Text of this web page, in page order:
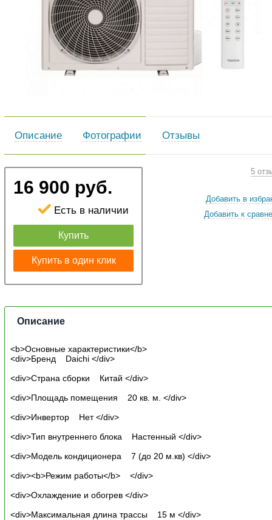
Описание Фотографии Отзывы
16 900 руб.
Есть в наличии
Купить
Купить в один клик
5
Добавить в
Добавить к
Описание
<b>Основные характеристики</b>
<div>Бренд Daichi </div>
<div>Страна сборки Китай </div>
<div>Площадь помещения 20 кв. м. </div>
<div>Инвертор Нет </div>
<div>Тип внутреннего блока Настенный </div>
<div>Модель кондиционера 7 (до 20 м.кв) </div>
<div><b>Режим работы</b> </div>
<div>Охлаждение и обогрев </div>
<div>Максимальная длина трассы 15 м </div>